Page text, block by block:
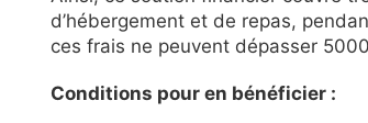
d’hébergement et de repas,
ces frais ne peuvent dépasser
Conditions pour en bénéficier :